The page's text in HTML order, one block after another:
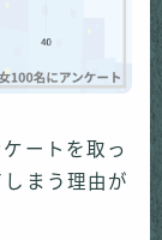
ートを取っ
まう理由が